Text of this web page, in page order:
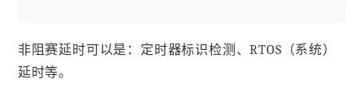
非阻赛延时可以是：定时器标识检测、RTOS（系统）
延时等。